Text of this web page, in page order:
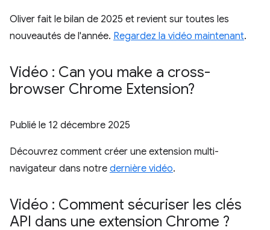
Oliver fait le bilan de 2025 et revient sur toutes les
nouveautés de l'année. Regardez la vidéo maintenant.
Vidéo : Can you make a cross-
browser Chrome Extension?
Publié le 12 décembre 2025
Découvrez comment créer une extension multi-
navigateur dans notre dernière vidéo.
Vidéo : Comment sécuriser les clés
API dans une extension Chrome ?